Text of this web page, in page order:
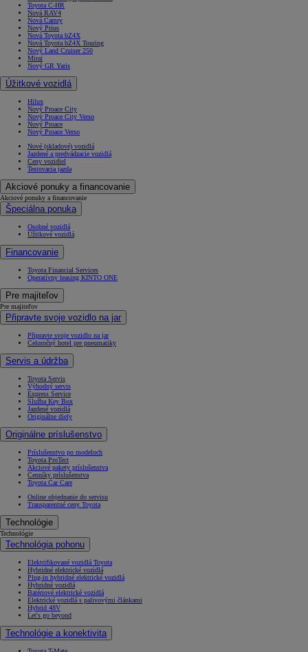
Toyota C-HR
Nová RAV4
Nová Camry
Nový Prius
Nová Toyota bZ4X
Nová Toyota bZ4X Touring
Nový Land Cruiser 250
Mirai
Nový GR Yaris
Úžitkové vozidlá
Hilux
Nový Proace City
Nový Proace City Verso
Nový Proace
Nový Proace Verso
Nové (skladové) vozidlá
Jazdené a predvádzacie vozidlá
Ceny vozidiel
Testovacia jazda
Akciové ponuky a financovanie
Akciové ponuky a financovanie
Špeciálna ponuka
Osobné vozidlá
Úžitkové vozidlá
Financovanie
Toyota Financial Services
Operatívny leasing KINTO ONE
Pre majiteľov
Pre majiteľov
Připravte svoje vozidlo na jar
Připravte svoje vozidlo na jar
Celoročný hotel pre pneumatiky
Servis a údržba
Toyota Servis
Výhodný servis
Express Service
Služba Key Box
Jazdené vozidlá
Originálne diely
Originálne príslušenstvo
Príslušenstvo po modeloch
Toyota ProTect
Akciové pakety príslušenstva
Cenníky príslušenstva
Toyota Car Care
Online objednanie do servisu
Transparentné ceny Toyota
Technológie
Technológie
Technológia pohonu
Elektrifikované vozidlá Toyota
Hybridné elektrické vozidlá
Plug-in hybridné elektrické vozidlá
Hybridné vozidlá
Batériové elektrické vozidlá
Elektrické vozidlá s palivovými článkami
Hybrid 48V
Let's go beyond
Technológie a konektivita